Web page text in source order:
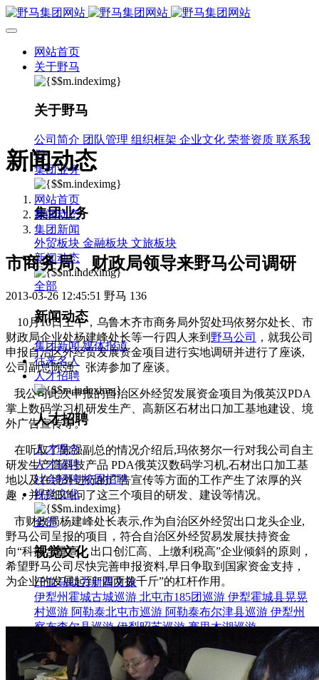
网站首页
关于野马
关于野马
公司简介 团队管理 组织框架 企业文化 荣誉资质 联系我
们
集团业务
集团业务
外贸板块 金融板块 文旅板块
新闻动态
全部
新闻动态
集团新闻 媒体报道
往来名人
人才招聘
人才招聘
人才理念
人才招聘
社会招聘 校园招聘
视觉文化
全部
视觉文化
汗血马助力新疆文旅
伊犁州霍城古城巡游 北屯市185团巡游 伊犁霍城县晃晃
村巡游 阿勒泰北屯市巡游 阿勒泰布尔津县巡游 伊犁州
察布查尔县巡游 伊犁昭苏巡游 赛里木湖巡游
园区风采
野马美术馆
陨石 胡杨 硅化木 客房 园区 汗血马基地
大厅 国家记忆A馆 国家记忆B馆 酒店大厅 料
新闻动态
网站首页
新闻动态
集团新闻
市商务局、财政局领导来野马公司调研
2013-03-26 12:45:51 野马 136
10月10日上午，乌鲁木齐市商务局外贸处玛依努尔处长、市
财政局企业处杨建峰处长等一行四人来到 野马公司
，就我公司
申报自治区外经贸发展资金项目进行实地调研并进行了座谈,
公司副总陈强、张涛参加了座谈。
我公司此次申报的自治区外经贸发展资金项目为俄英汉PDA
掌上数码学习机研发生产、高新区石材出口加工基地建设、境
外广告宣传等。
在听取了陈强副总的情况介绍后,玛依努尔一行对我公司自主
研发生产高科技产品 PDA俄英汉数码学习机,石材出口加工基
地以及在境外进行的广告宣传等方面的工作产生了浓厚的兴
趣，并仔细询问了这三个项目的研发、建设等情况。
市财政局杨建峰处长表示,作为自治区外经贸出口龙头企业,
野马公司呈报的项目，符合自治区外经贸易发展扶持资金
向“科技含量高、出口创汇高、上缴利税高”企业倾斜的原则，
希望野马公司尽快完善申报资料,早日争取到国家资金支持，
为企业的发展起到“四两拨千斤”的杠杆作用。